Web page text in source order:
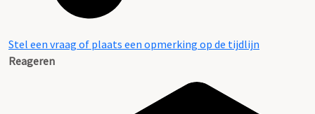
Stel een vraag of plaats een opmerking op de tijdlijn
Reageren